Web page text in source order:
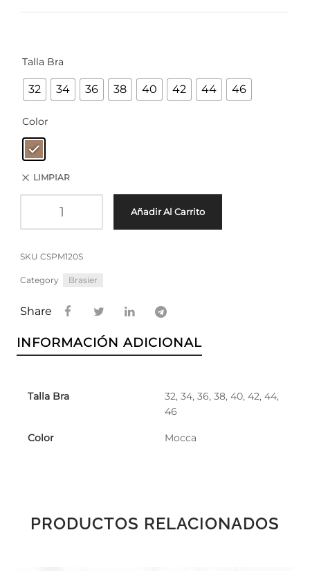
Talla Bra
32 34 36 38 40 42 44 46
Color
LIMPIAR
Añadir Al Carrito
SKU CSPM120S
Category Brasier
Share
INFORMACIÓN ADICIONAL
Talla Bra
32, 34, 36, 38, 40, 42, 44,
46
Color Mocca
PRODUCTOS RELACIONADOS